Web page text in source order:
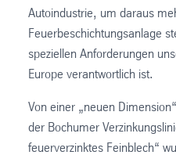
Autoindustrie, um daraus
Feuerbeschichtungsanlage
speziellen Anforderungen
Europe verantwortlich ist.
Von einer „neuen
der Bochumer
feuerverzinktes Feinblech“